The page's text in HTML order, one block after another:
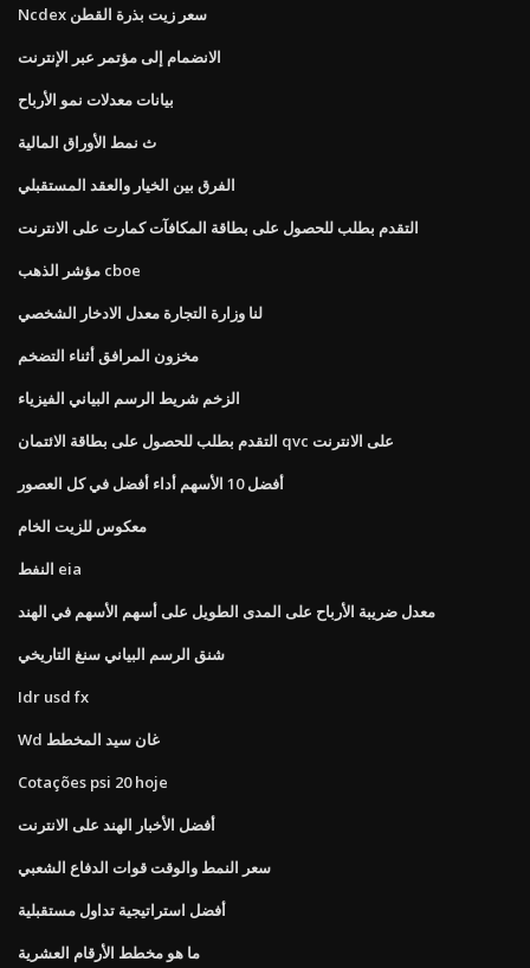
Ncdex سعر زيت بذرة القطن
الانضمام إلى مؤتمر عبر الإنترنت
بيانات معدلات نمو الأرباح
ث نمط الأوراق المالية
الفرق بين الخيار والعقد المستقبلي
التقدم بطلب للحصول على بطاقة المكافآت كمارت على الانترنت
مؤشر الذهب cboe
لنا وزارة التجارة معدل الادخار الشخصي
مخزون المرافق أثناء التضخم
الزخم شريط الرسم البياني الفيزياء
التقدم بطلب للحصول على بطاقة الائتمان qvc على الانترنت
أفضل 10 الأسهم أداء أفضل في كل العصور
معكوس للزيت الخام
النفط eia
معدل ضريبة الأرباح على المدى الطويل على أسهم الأسهم في الهند
شنق الرسم البياني سنغ التاريخي
Idr usd fx
Wd غان سيد المخطط
Cotações psi 20 hoje
أفضل الأخبار الهند على الانترنت
سعر النمط والوقت قوات الدفاع الشعبي
أفضل استراتيجية تداول مستقبلية
ما هو مخطط الأرقام العشرية